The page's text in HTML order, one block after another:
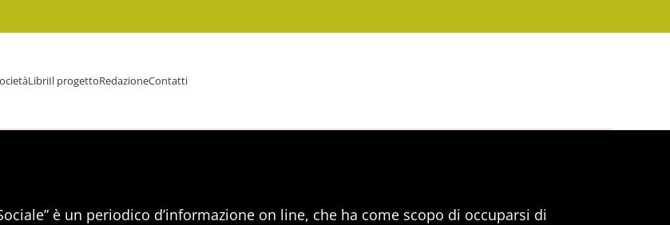
LibriIl progettoRedazioneContatti
è un periodico d’informazione on line, che ha come scopo di occuparsi di